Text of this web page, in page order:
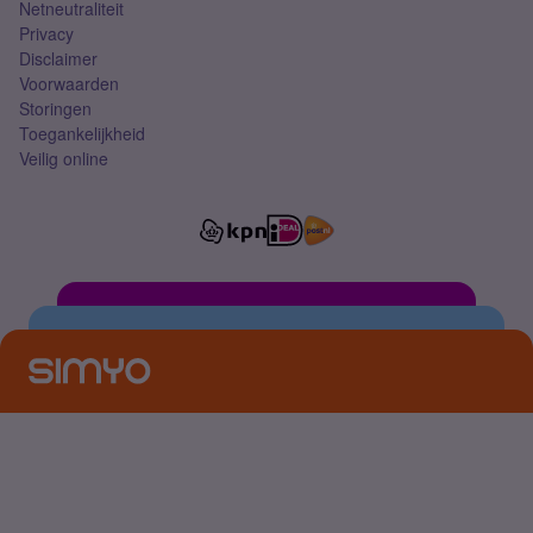
Netneutraliteit
Privacy
Disclaimer
Voorwaarden
Storingen
Toegankelijkheid
Veilig online